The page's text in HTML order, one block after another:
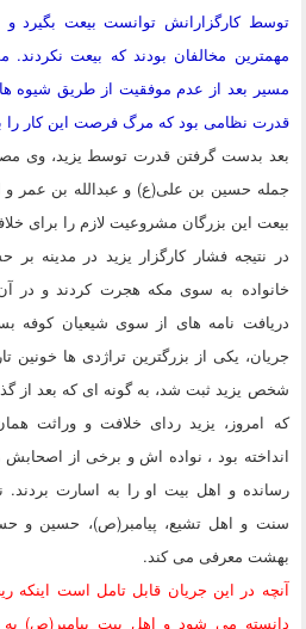
توسط کارگزارانش توانست بیعت بگیرد
مهمترین مخالفان بودند که بیعت نکردند.
مسیر بعد از عدم موفقیت از طریق شیوه
قدرت نظامی بود که مرگ فرصت این کار را
بعد بدست گرفتن قدرت توسط یزید، وی
جمله حسین بن علی(ع) و عبدالله بن عمر و
بیعت این بزرگان مشروعیت لازم را برای
در نتیجه فشار کارگزار یزید در مدینه
خانواده به سوی مکه هجرت کردند و در
دریافت نامه های از سوی شیعیان کوفه
جریان، یکی از بزرگترین تراژدی ها خونین
شخص یزید ثبت شد، به گونه ای که بعد از
که امروز، یزید ردای خلافت و وراثت
انداخته بود ، نواده اش و برخی از
رسانده و اهل بیت او را به اسارت بردند.
سنت و اهل تشیع، پیامبر(ص)، حسین و
بهشت معرفی می کند.
آنچه در این جریان قابل تامل است اینکه
دانسته می شود و اهل بیت پیامبر(ص) به